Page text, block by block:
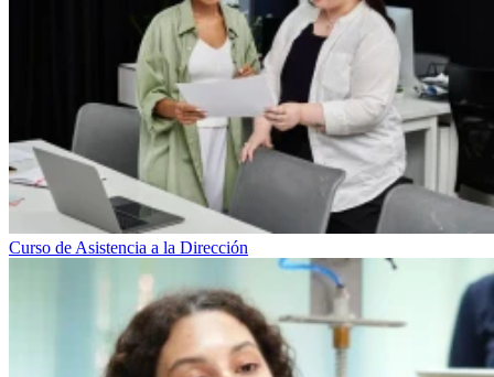
Curso de Asistencia a la Dirección